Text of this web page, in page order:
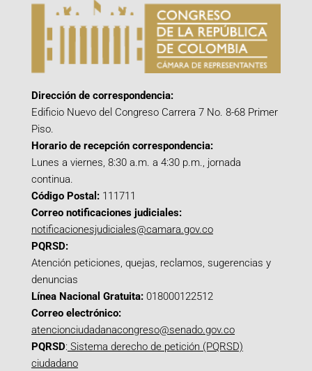
Dirección de correspondencia:
Edificio Nuevo del Congreso Carrera 7 No. 8-68 Primer
Piso.
Horario de recepción correspondencia:
Lunes a viernes, 8:30 a.m. a 4:30 p.m., jornada
continua.
Código Postal: 111711
Correo notificaciones judiciales:
notificacionesjudiciales@camara.gov.co
PQRSD:
Atención peticiones, quejas, reclamos, sugerencias y
denuncias
Línea Nacional Gratuita: 018000122512
Correo electrónico:
atencionciudadanacongreso@senado.gov.co
PQRSD: Sistema derecho de petición (PQRSD)
ciudadano